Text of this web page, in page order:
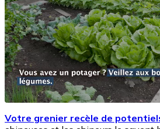
Votre grenier recèle de